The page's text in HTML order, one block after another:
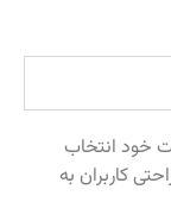
خود انتخاب
کاربران به